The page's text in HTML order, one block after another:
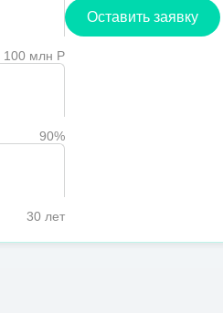
100 млн Р
90%
30 лет
Оставить заявку